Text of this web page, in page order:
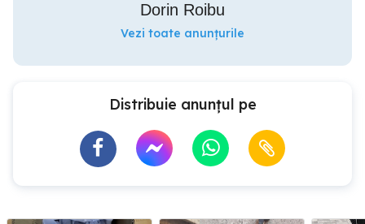
Dorin Roibu
Vezi toate anunțurile
Distribuie anunțul pe